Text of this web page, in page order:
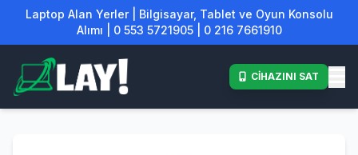
Laptop Alan Yerler | Bilgisayar, Tablet ve Oyun Konsolu
Alımı | 0 553 5721905 | 0 216 7661910
CİHAZINI SAT